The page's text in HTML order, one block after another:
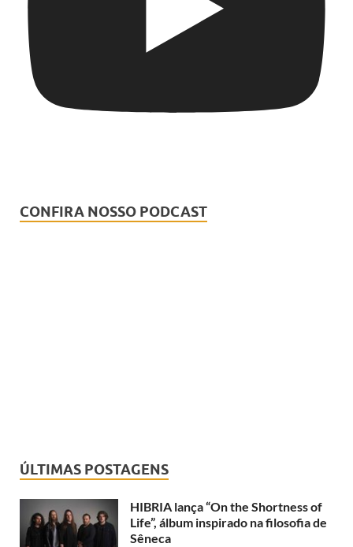
CONFIRA NOSSO PODCAST
ÚLTIMAS POSTAGENS
HIBRIA lança “On the Shortness of
Life”, álbum inspirado na filosofia de
Sêneca